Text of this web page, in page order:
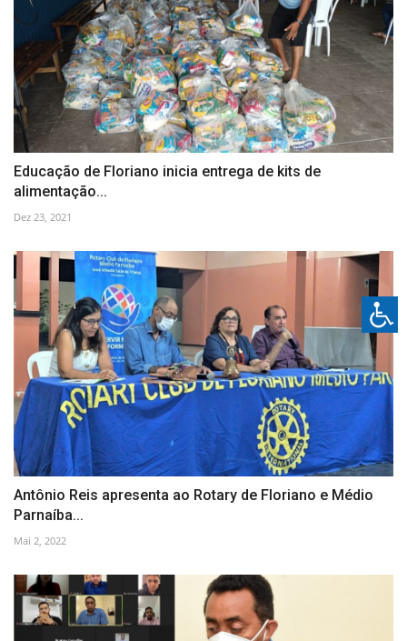
Educação de Floriano inicia entrega de kits de
alimentação...
Dez 23, 2021
Antônio Reis apresenta ao Rotary de Floriano e Médio
Parnaíba...
Mai 2, 2022